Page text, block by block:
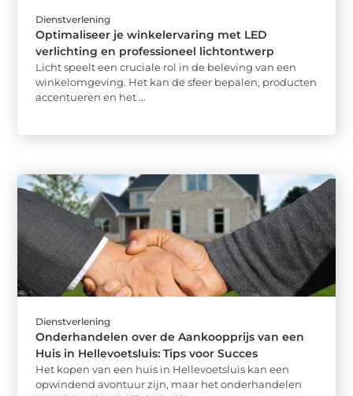
Dienstverlening
Optimaliseer je winkelervaring met LED
verlichting en professioneel lichtontwerp
Licht speelt een cruciale rol in de beleving van een
winkelomgeving. Het kan de sfeer bepalen, producten
accentueren en het ...
Dienstverlening
Onderhandelen over de Aankoopprijs van een
Huis in Hellevoetsluis: Tips voor Succes
Het kopen van een huis in Hellevoetsluis kan een
opwindend avontuur zijn, maar het onderhandelen